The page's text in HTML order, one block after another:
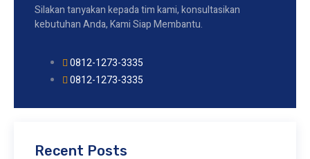
Silakan tanyakan kepada tim kami, konsultasikan
kebutuhan Anda, Kami Siap Membantu.
0812-1273-3335
0812-1273-3335
Recent Posts